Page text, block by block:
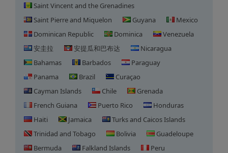
Saint Vincent and the Grenadines
Saint Pierre and Miquelon
Guyana
Mexico
Dominican Republic
Dominica
Venezuela
安圭拉
安提瓜和巴布达
Nicaragua
Bahamas
Barbados
Paraguay
Panama
Brazil
Curaçao
Cayman Islands
Chile
Grenada
French Guiana
Puerto Rico
Honduras
Haiti
Jamaica
Turks and Caicos Islands
Trinidad and Tobago
Bolivia
Guadeloupe
Bermuda
Falkland Islands
Peru